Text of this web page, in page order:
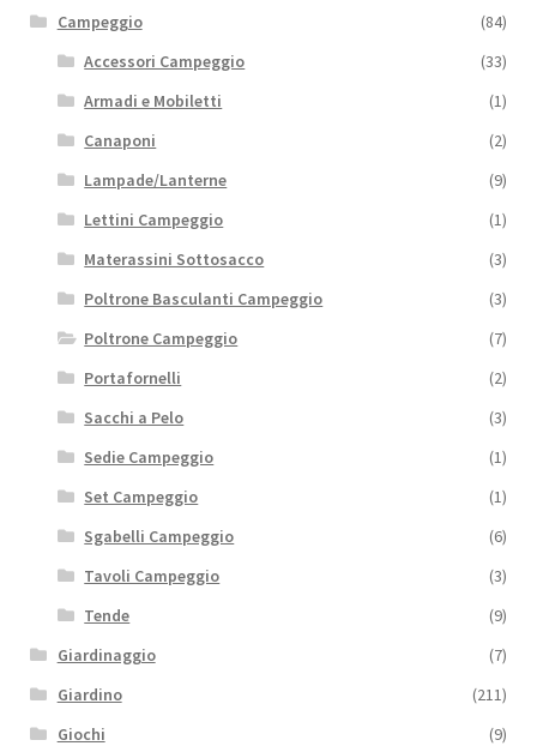
Campeggio
(84)
Accessori Campeggio
(33)
Armadi e Mobiletti
(1)
Canaponi
(2)
Lampade/Lanterne
(9)
Lettini Campeggio
(1)
Materassini Sottosacco
(3)
Poltrone Basculanti Campeggio
(3)
Poltrone Campeggio
(7)
Portafornelli
(2)
Sacchi a Pelo
(3)
Sedie Campeggio
(1)
Set Campeggio
(1)
Sgabelli Campeggio
(6)
Tavoli Campeggio
(3)
Tende
(9)
Giardinaggio
(7)
Giardino
(211)
Giochi
(9)